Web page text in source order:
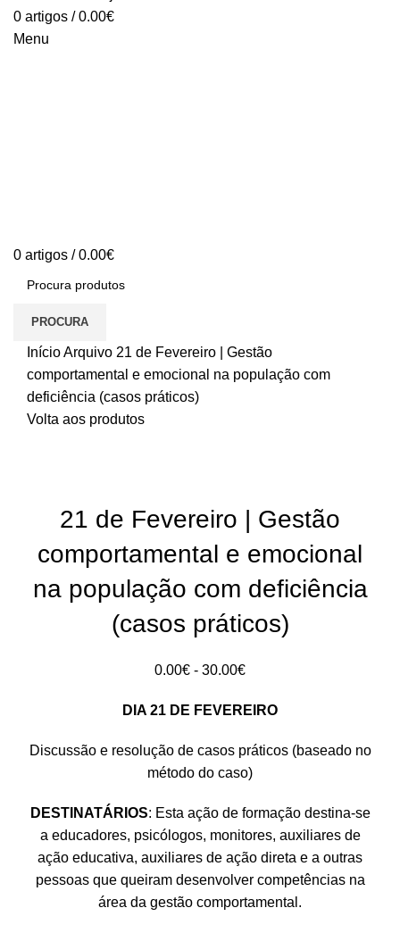
0 artigos / 0.00€
Menu
0 artigos / 0.00€
PROCURA
InícioArquivo 21 de Fevereiro | Gestão
comportamental e emocional na população com
deficiência (casos práticos)
Volta aos produtos
21 de Fevereiro | Gestão
comportamental e emocional
na população com deficiência
(casos práticos)
0.00€ - 30.00€Intervalo
preços:
a
30.00€
DIA 21 DE FEVEREIRO
Discussão e resolução de casos práticos (baseado no
método do caso)
DESTINATÁRIOS: Esta ação de formação destina-se
a educadores, psicólogos, monitores, auxiliares de
ação educativa, auxiliares de ação direta e a outras
pessoas que queiram desenvolver competências na
área da gestão comportamental.